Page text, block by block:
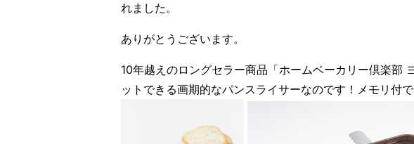
れました。
ありがとうございます。
10年越えのロングセラー商品「ホームベーカリー倶楽部
ットできる画期的なパンスライサーなのです！メモリ付